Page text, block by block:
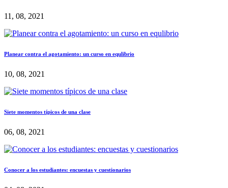
11, 08, 2021
Planear contra el agotamiento: un curso en equlibrio
10, 08, 2021
Siete momentos típicos de una clase
06, 08, 2021
Conocer a los estudiantes: encuestas y cuestionarios